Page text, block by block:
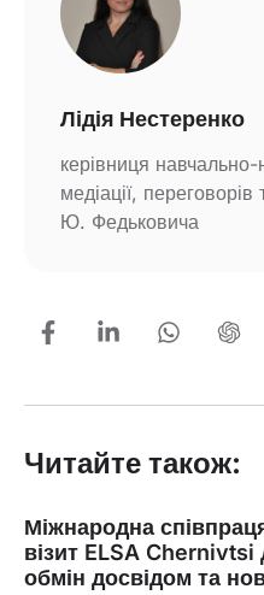
Лідія Нестеренко
керівниця навчально-
медіації,
Ю. Федьковича
Читайте також:
Міжнародна
візит ELSA
обмін досвідом та